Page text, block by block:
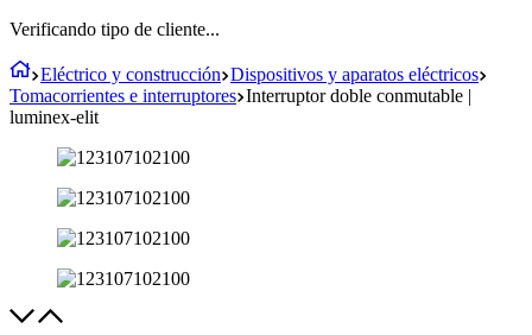
Verificando tipo de cliente...
Eléctrico y construcción Dispositivos y aparatos eléctricos
Tomacorrientes e interruptores Interruptor doble conmutable |
luminex-elit